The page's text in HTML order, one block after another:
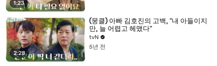
1:23
2:28
(뭉클) 아빠 김호진의 고백, "내 아들이지
만, 늘 어렵고 헤맸다"
tvN
5년 전